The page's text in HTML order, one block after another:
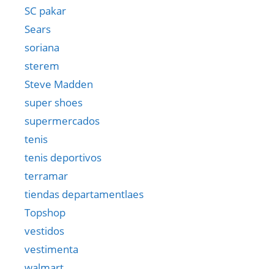
SC pakar
Sears
soriana
sterem
Steve Madden
super shoes
supermercados
tenis
tenis deportivos
terramar
tiendas departamentlaes
Topshop
vestidos
vestimenta